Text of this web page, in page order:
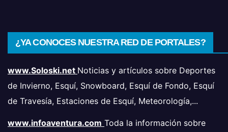
¿YA CONOCES NUESTRA RED DE PORTALES?
www.Soloski.net Noticias y artículos sobre Deportes
de Invierno, Esquí, Snowboard, Esquí de Fondo, Esquí
de Travesía, Estaciones de Esquí, Meteorología,...
www.infoaventura.com Toda la información sobre